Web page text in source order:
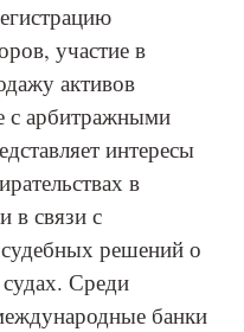
участие в
активов
с арбитражными
интересы
в
в связи с
решений о
судах. Среди
банки